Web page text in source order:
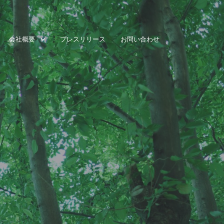
会社概要 プレスリリース お問い合わせ